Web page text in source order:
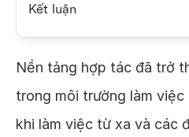
Nền tảng hợp tác đã trở
trong môi trường làm việc
khi làm việc từ xa và các
Kết luận